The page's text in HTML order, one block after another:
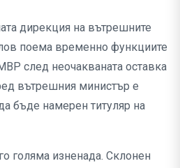
дирекция на вътрешните
поема временно функциите
след неочакваната оставка
вътрешния министър е
бъде намерен титуляр на
голяма изненада. Склонен